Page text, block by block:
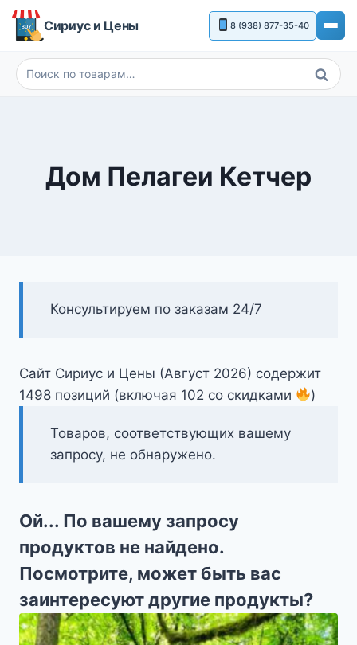
Перейти
Сириус и Цены 8 (938) 877-35-40
Искать:
Поиск
Дом Пелагеи Кетчер
Консультируем по заказам 24/7
Сайт Сириус и Цены (Август 2026) содержит
1498 позиций (включая 102 со скидками
)
Товаров, соответствующих вашему
запросу, не обнаружено.
Ой... По вашему запросу
продуктов не найдено.
Посмотрите, может быть вас
заинтересуют другие продукты?